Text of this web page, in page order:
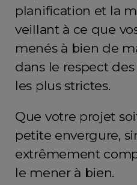
planification et la
veillant à ce que
menés à bien de
dans le respect
les plus strictes.
Que votre projet
petite envergure,
extrêmement
le mener à bien.